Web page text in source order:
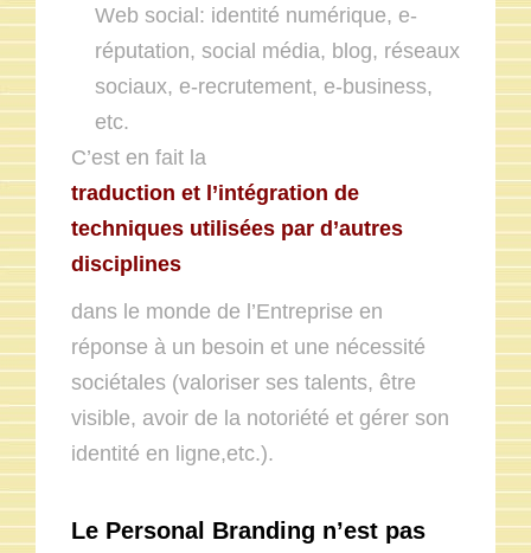
Web social: identité numérique, e-
réputation, social média, blog, réseaux
sociaux, e-recrutement, e-business,
etc.
C’est en fait la
traduction et l’intégration de
techniques utilisées par d’autres
disciplines
dans le monde de l’Entreprise en
réponse à un besoin et une nécessité
sociétales (valoriser ses talents, être
visible, avoir de la notoriété et gérer son
identité en ligne,etc.).
Le Personal Branding n’est pas